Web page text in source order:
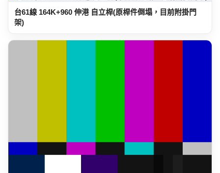
台61線 164K+960 伸港 自立桿(原桿件倒塌，目前附掛門
架)